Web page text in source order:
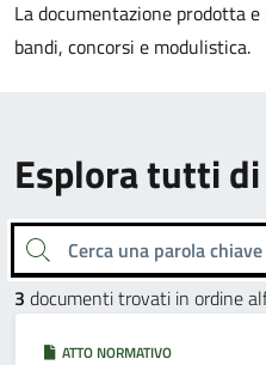
La documentazione prodotta
bandi, concorsi e modulistica.
Esplora tutti
Cerca una parola chiave
3 documenti trovati in ordine
ATTO NORMATIVO